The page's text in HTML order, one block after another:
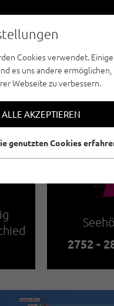
2752 -
Cookies verwendet.
es uns andere ermöglichen,
Webseite zu verbessern.
ALLE AKZEPTIEREN
genutzten Cookies